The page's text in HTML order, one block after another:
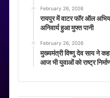
February 26, 2026
रायपुर में वाटर फॉर ऑल
अनिवार्य हुआ मुफ्त पानी
February 26, 2026
मुख्यमंत्री विष्णु देव साय ने
आज भी युवाओं को राष्ट्र